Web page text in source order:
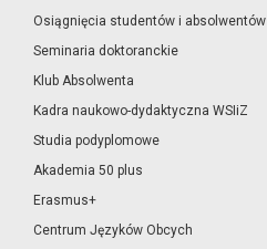
Osiągnięcia studentów i absolwentów
Seminaria doktoranckie
Klub Absolwenta
Kadra naukowo-dydaktyczna WSIiZ
Studia podyplomowe
Akademia 50 plus
Erasmus+
Centrum Języków Obcych